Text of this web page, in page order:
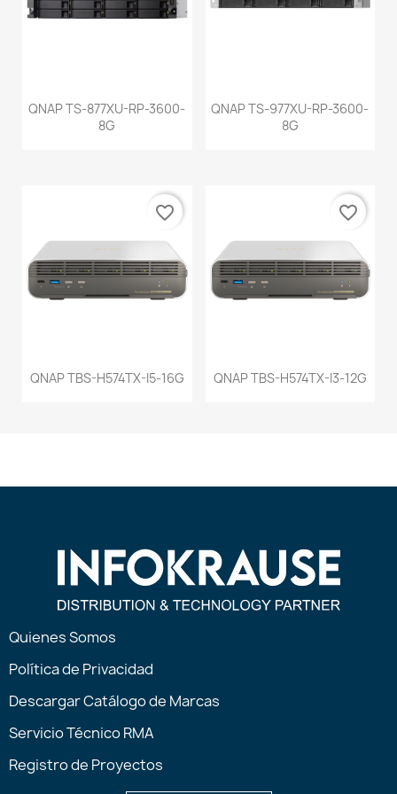
QNAP TS-877XU-RP-3600-
8G
QNAP TS-977XU-RP-3600-
8G
QNAP TBS-H574TX-I5-16G
favorite_border
QNAP TBS-H574TX-I3-12G
favorite_border
Quienes Somos
Política de Privacidad
Descargar Catálogo de Marcas
Servicio Técnico RMA
Registro de Proyectos